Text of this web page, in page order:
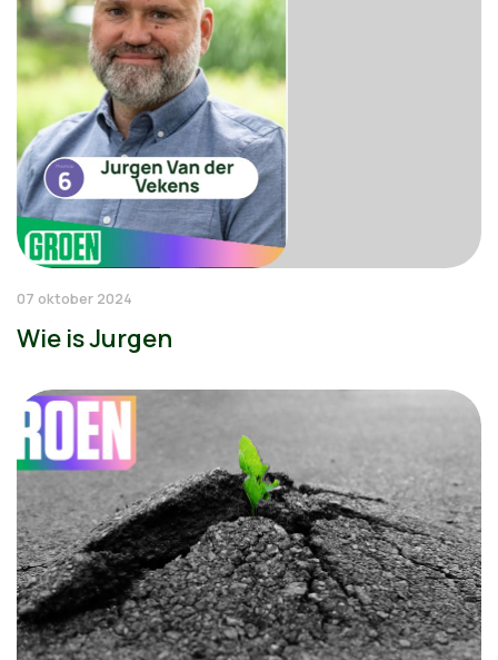
07 oktober 2024
Wie is Jurgen